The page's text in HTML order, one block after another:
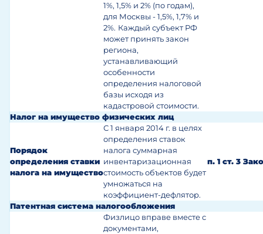
1%, 1,5% и 2% (по годам),
для Москвы - 1,5%, 1,7% и
2%. Каждый субъект РФ
может принять закон
региона,
устанавливающий
особенности
определения налоговой
базы исходя из
кадастровой стоимости.
Налог на имущество физических лиц
Порядок
определения ставки
налога на имущество
С 1 января 2014 г. в целях
определения ставок
налога суммарная
инвентаризационная
стоимость объектов будет
умножаться на
коэффициент-дефлятор.
п. 1 ст. 3
Патентная система налогообложения
Физлицо вправе вместе с
документами,